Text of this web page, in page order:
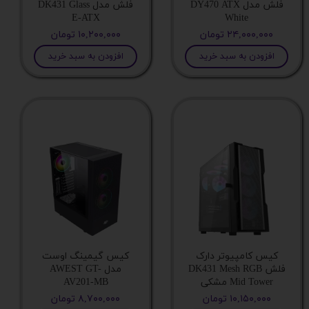
جایگاه فن در پنل بالا
پشتیبانی از فن در قسمت پایین کیس
پشتیبانی از فن در قسمت جلوی کیس
جایگاه فن در پنل جلو
سینی درایو 3.5 اینچ
جایگاه فن در پایین کیس
فلش مدل DY470 ATX
White
۲۴,۰۰۰,۰۰۰ تومان
افزودن به سبد خرید
فلش مدل DK431 Glass
E-ATX
۱۰,۲۰۰,۰۰۰ تومان
افزودن به سبد خرید
کیس کامپیوتر دارک
فلش DK431 Mesh RGB
Mid Tower مشکی
۱۰,۱۵۰,۰۰۰ تومان
کیس گیمینگ اوست
مدل AWEST GT-
AV201-MB
۸,۷۰۰,۰۰۰ تومان